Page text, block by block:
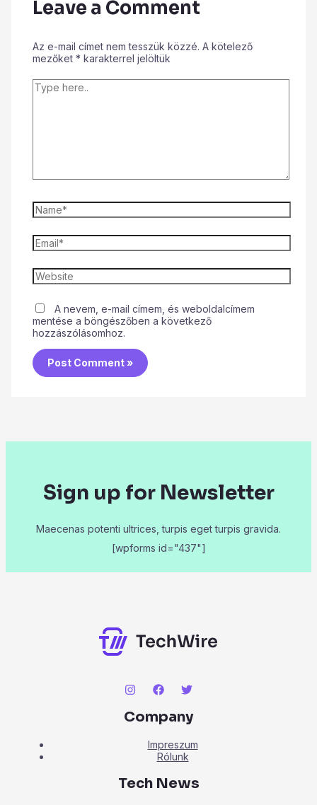
Leave a Comment
Az e-mail címet nem tesszük közzé. A kötelező
mezőket * karakterrel jelöltük
A nevem, e-mail címem, és weboldalcímem
mentése a böngészőben a következő
hozzászólásomhoz.
Sign up for Newsletter
Maecenas potenti ultrices, turpis eget turpis gravida.
[wpforms id="437"]
Company
Impreszum
Rólunk
Tech News